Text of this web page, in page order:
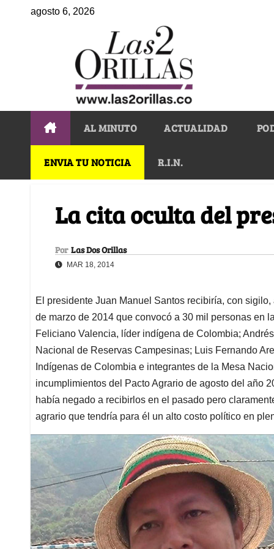
agosto 6, 2026
AL MINUTO ACTUALIDAD
ENVIA TU NOTICIA R.I.N.
La cita oculta del
Por Las Dos Orillas
MAR 18, 2014
El presidente Juan Manuel Santos recibiría, con
de marzo de 2014 que convocó a 30 mil personas en
Feliciano Valencia, líder indígena de Colombia;
Nacional de Reservas Campesinas; Luis Fernando
Indígenas de Colombia e integrantes de la Mesa
incumplimientos del Pacto Agrario de agosto del año
había negado a recibirlos en el pasado pero
agrario que tendría para él un alto costo político en